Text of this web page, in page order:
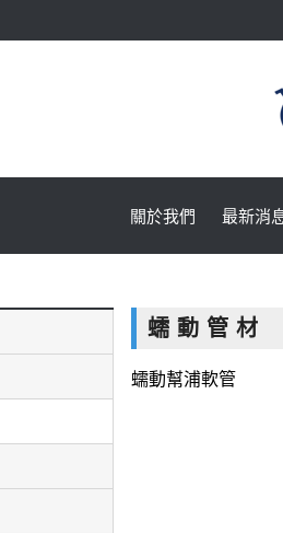
關於我們 最新消
蠕 動 管 材
蠕動幫浦軟管